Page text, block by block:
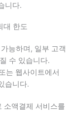
니다.
대 한도
능하며, 일부 고객
수 있습니다.
는 웹사이트에서
습니다.
소액결제 서비스를